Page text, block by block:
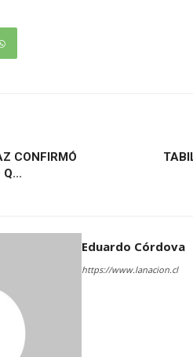
CONFIRMÓ
Q...
Eduardo Córdova
https://www.lanacion.cl